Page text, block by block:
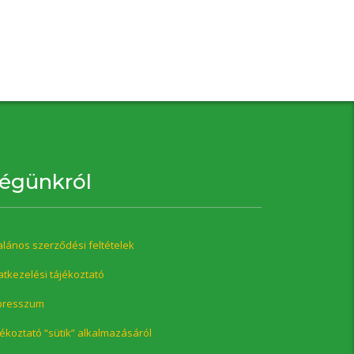
szerződési feltételek
tájékoztató
“sütik” alkalmazásáról